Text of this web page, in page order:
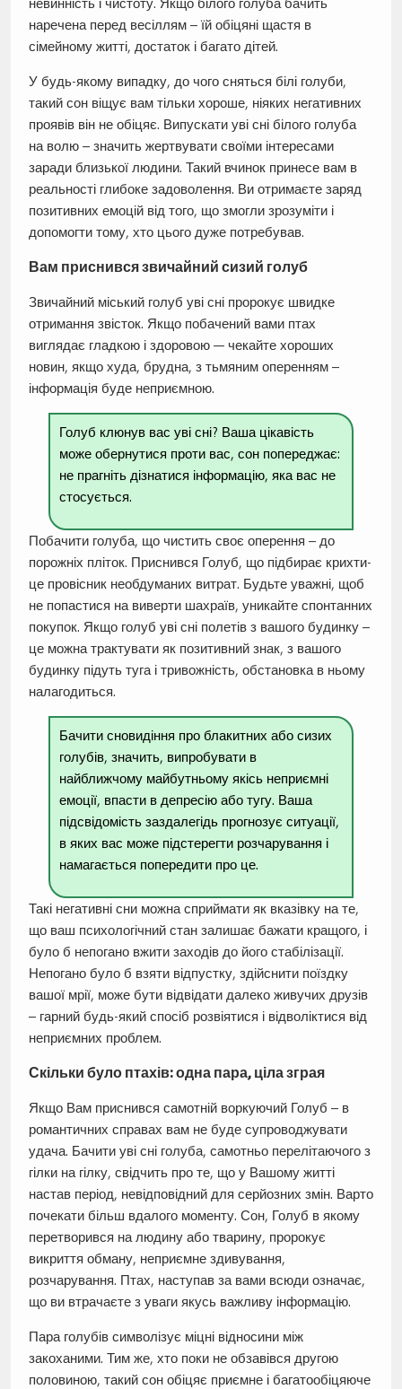
наречена перед весіллям – їй обіцяні щастя в
сімейному житті, достаток і багато дітей.
У будь-якому випадку, до чого сняться білі голуби,
такий сон віщує вам тільки хороше, ніяких негативних
проявів він не обіцяє. Випускати уві сні білого голуба
на волю – значить жертвувати своїми інтересами
заради близької людини. Такий вчинок принесе вам в
реальності глибоке задоволення. Ви отримаєте заряд
позитивних емоцій від того, що змогли зрозуміти і
допомогти тому, хто цього дуже потребував.
Вам приснився звичайний сизий голуб
Звичайний міський голуб уві сні пророкує швидке
отримання звісток. Якщо побачений вами птах
виглядає гладкою і здоровою — чекайте хороших
новин, якщо худа, брудна, з тьмяним оперенням –
інформація буде неприємною.
Голуб клюнув вас уві сні? Ваша цікавість
може обернутися проти вас, сон попереджає:
не прагніть дізнатися інформацію, яка вас не
стосується.
Побачити голуба, що чистить своє оперення – до
порожніх пліток. Приснився Голуб, що підбирає крихти-
це провісник необдуманих витрат. Будьте уважні, щоб
не попастися на виверти шахраїв, уникайте спонтанних
покупок. Якщо голуб уві сні полетів з вашого будинку –
це можна трактувати як позитивний знак, з вашого
будинку підуть туга і тривожність, обстановка в ньому
налагодиться.
Бачити сновидіння про блакитних або сизих
голубів, значить, випробувати в
найближчому майбутньому якісь неприємні
емоції, впасти в депресію або тугу. Ваша
підсвідомість заздалегідь прогнозує ситуації,
в яких вас може підстерегти розчарування і
намагається попередити про це.
Такі негативні сни можна сприймати як вказівку на те,
що ваш психологічний стан залишає бажати кращого, і
було б непогано вжити заходів до його стабілізації.
Непогано було б взяти відпустку, здійснити поїздку
вашої мрії, може бути відвідати далеко живучих друзів
– гарний будь-який спосіб розвіятися і відволіктися від
неприємних проблем.
Скільки було птахів: одна пара, ціла зграя
Якщо Вам приснився самотній воркуючий Голуб – в
романтичних справах вам не буде супроводжувати
удача. Бачити уві сні голуба, самотньо перелітаючого з
гілки на гілку, свідчить про те, що у Вашому житті
настав період, невідповідний для серйозних змін. Варто
почекати більш вдалого моменту. Сон, Голуб в якому
перетворився на людину або тварину, пророкує
викриття обману, неприємне здивування,
розчарування. Птах, наступав за вами всюди означає,
що ви втрачаєте з уваги якусь важливу інформацію.
Пара голубів символізує міцні відносини між
закоханими. Тим же, хто поки не обзавівся другою
половиною, такий сон обіцяє приємне і багатообіцяюче